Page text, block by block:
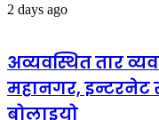
2 days ago
अव्यवस्थित तार
महानगर, इन्टरनेट
बोलाइयो